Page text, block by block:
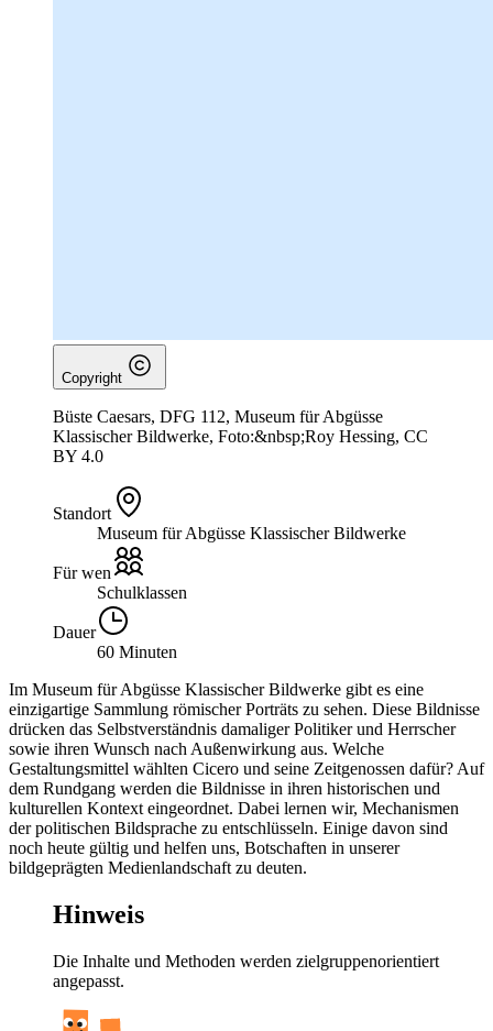
Copyright
Büste Caesars, DFG 112, Museum für Abgüsse
Klassischer Bildwerke, Foto:&nbsp;Roy Hessing, CC
BY 4.0
Standort
Museum für Abgüsse Klassischer Bildwerke
Für wen
Schulklassen
Dauer
60 Minuten
Im Museum für Abgüsse Klassischer Bildwerke gibt es eine
einzigartige Sammlung römischer Porträts zu sehen. Diese Bildnisse
drücken das Selbstverständnis damaliger Politiker und Herrscher
sowie ihren Wunsch nach Außenwirkung aus. Welche
Gestaltungsmittel wählten Cicero und seine Zeitgenossen dafür? Auf
dem Rundgang werden die Bildnisse in ihren historischen und
kulturellen Kontext eingeordnet. Dabei lernen wir, Mechanismen
der politischen Bildsprache zu entschlüsseln. Einige davon sind
noch heute gültig und helfen uns, Botschaften in unserer
bildgeprägten Medienlandschaft zu deuten.
Hinweis
Die Inhalte und Methoden werden zielgruppenorientiert
angepasst.